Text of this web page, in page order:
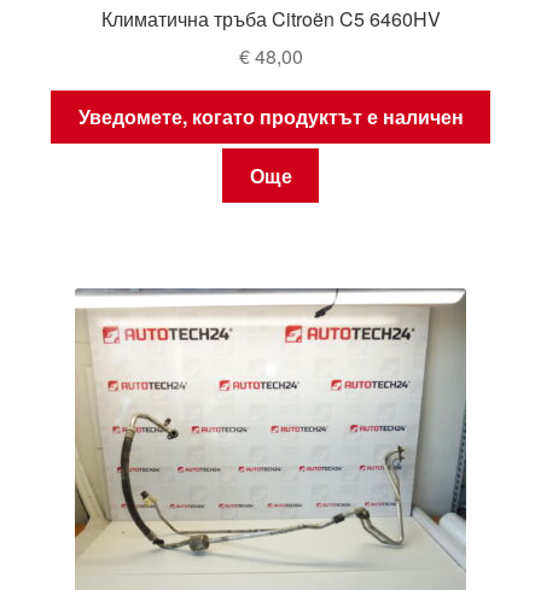
Климатична тръба Citroën C5 6460HV
€48,00
Уведомете, когато продуктът е наличен
Още